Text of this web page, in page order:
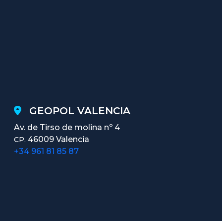
GEOPOL VALENCIA
Av. de Tirso de molina nº 4
CP. 46009 Valencia
+34 961 81 85 87